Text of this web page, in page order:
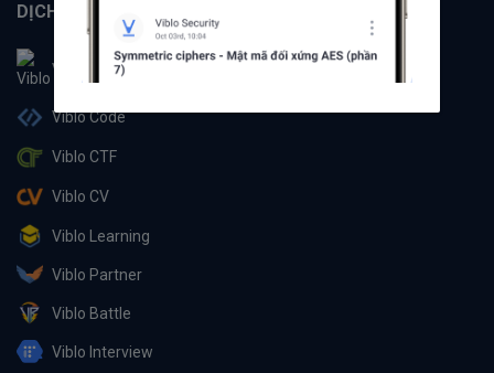
DỊCH VỤ
Viblo
Viblo Code
Viblo CTF
Viblo CV
Viblo Learning
Viblo Partner
Viblo Battle
Viblo Interview